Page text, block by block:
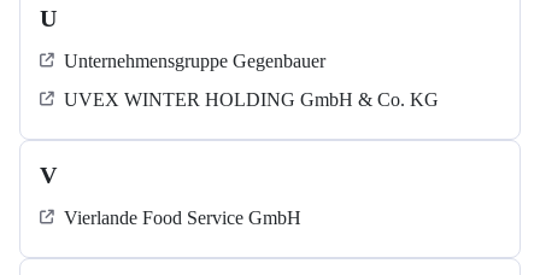
U
Unternehmensgruppe Gegenbauer
UVEX WINTER HOLDING GmbH & Co. KG
V
Vierlande Food Service GmbH